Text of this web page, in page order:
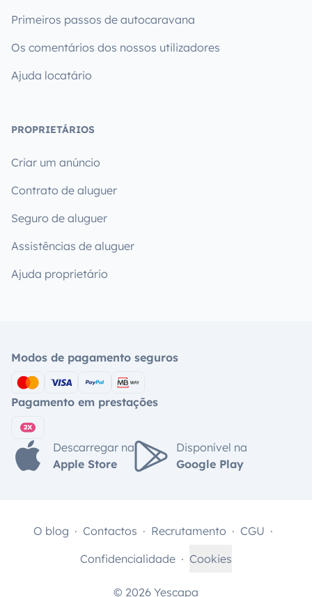
Primeiros passos de autocaravana
Os comentários dos nossos utilizadores
Ajuda locatário
PROPRIETÁRIOS
Criar um anúncio
Contrato de aluguer
Seguro de aluguer
Assistências de aluguer
Ajuda proprietário
Modos de pagamento seguros
Pagamento em prestações
Descarregar na
Apple Store
Disponível na
Google Play
© 2026 Yescapa
O blog Contactos Recrutamento
CGU
Confidencialidade
Cookies